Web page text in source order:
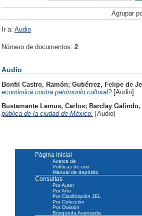
Agrupar
Ir a: Audio
Número de documentos: 2.
Audio
Bonfil Castro, Ramón; Gutiérrez, Felipe de
económica contra patrimonio cultural?[Audio]
Bustamante Lemus, Carlos; Barclay Galindo,
pública de la ciudad de México. [Audio]
Página Inicial
Acerca de
Políticas de uso
Manual de depósito
Consultas
Por Autor
Por Año
Por Clasificación JEL
Por Colección
Por División
Búsqueda Avanzada